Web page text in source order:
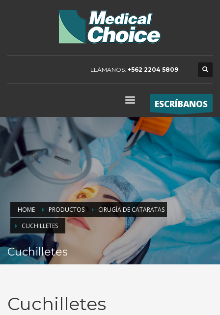
LLÁMANOS: +562 2204 5809
ESCRÍBANOS
HOME PRODUCTOS
CIRUGÍA DE CATARATAS
CUCHILLETES
Cuchilletes
Cuchilletes